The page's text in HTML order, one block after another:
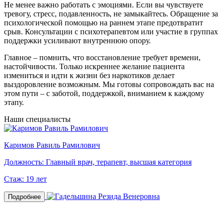
Не менее важно работать с эмоциями. Если вы чувствуете
тревогу, стресс, подавленность, не замыкайтесь. Обращение за
психологической помощью на раннем этапе предотвратит
срыв. Консультации с психотерапевтом или участие в группах
поддержки усиливают внутреннюю опору.
Главное – помнить, что восстановление требует времени,
настойчивости. Только искреннее желание пациента
измениться и идти к жизни без наркотиков делает
выздоровление возможным. Мы готовы сопровождать вас на
этом пути – с заботой, поддержкой, вниманием к каждому
этапу.
Наши специалисты
Каримов Равиль Рамилович
Должность: Главный врач, терапевт, высшая категория
Стаж: 19 лет
Подробнее